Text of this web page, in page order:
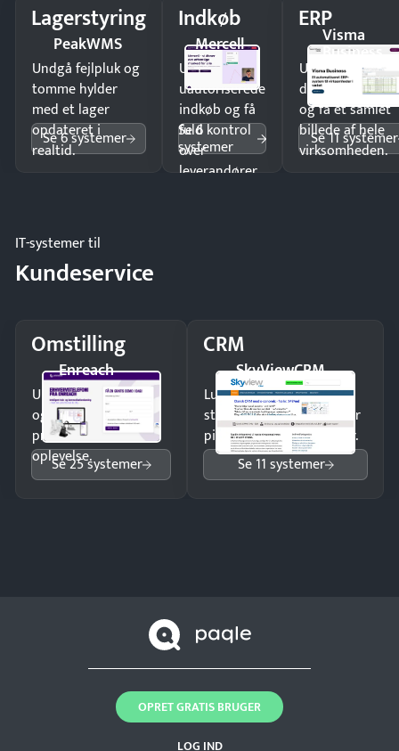
Lagerstyring
PeakWMS
Undgå fejlpluk og
tomme hylder
med et lager
opdateret i
realtid.
Se 6 systemer
Indkøb
Mercell
Undgå
uautoriserede
indkøb og få
fuld kontrol
over
leverandører
Se 6
systemer
ERPVisma
Business
Undgå
og få ét samlet
billede af hele
virksomheden.
Se 11 systemer
IT-systemer til
Kundeservice
Omstilling
Enreach
Undgå tabte opkald
og giv kunderne en
professionel
oplevelse.
Se 25 systemer
CRM
SkyViewCRM
Luk flere salg med et
struktureret overblik over
pipeline og opfølgninger.
Se 11 systemer
LOG IND
OPRET GRATIS BRUGER